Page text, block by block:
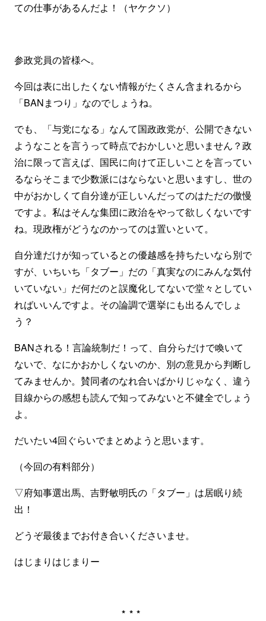
ての仕事があるんだよ！（ヤケクソ）
参政党員の皆様へ。
今回は表に出したくない情報がたくさん含まれるから
「BANまつり」なのでしょうね。
でも、「与党になる」なんて国政政党が、公開できない
ようなことを言うって時点でおかしいと思いません？政
治に限って言えば、国民に向けて正しいことを言ってい
るならそこまで少数派にはならないと思いますし、世の
中がおかしくて自分達が正しいんだってのはただの傲慢
ですよ。私はそんな集団に政治をやって欲しくないです
ね。現政権がどうなのかってのは置いといて。
自分達だけが知っているとの優越感を持ちたいなら別で
すが、いちいち「タブー」だの「真実なのにみんな気付
いていない」だ何だのと誤魔化してないで堂々としてい
ればいいんですよ。その論調で選挙にも出るんでしょ
う？
BANされる！言論統制だ！って、自分らだけで喚いて
ないで、なにかおかしくないのか、別の意見から判断し
てみませんか。賛同者のなれ合いばかりじゃなく、違う
目線からの感想も読んで知ってみないと不健全でしょう
よ。
だいたい4回ぐらいでまとめようと思います。
（今回の有料部分）
▽府知事選出馬、吉野敏明氏の「タブー」は居眠り続
出！
どうぞ最後までお付き合いくださいませ。
はじまりはじまりー
***